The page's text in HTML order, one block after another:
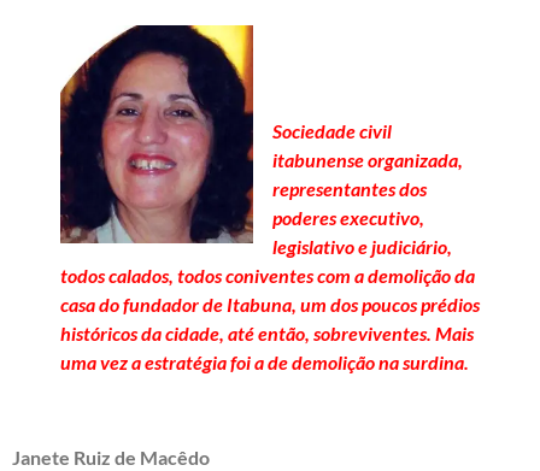
Sociedade civil
itabunense organizada,
representantes dos
poderes executivo,
legislativo e judiciário,
todos calados, todos coniventes com a demolição da
casa do fundador de Itabuna, um dos poucos prédios
históricos da cidade, até então, sobreviventes. Mais
uma vez a estratégia foi a de demolição na surdina.
Janete Ruiz de Macêdo